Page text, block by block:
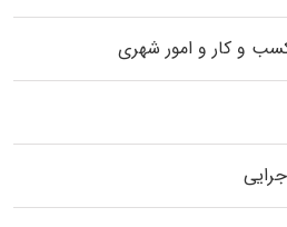
و کار و امور شهری